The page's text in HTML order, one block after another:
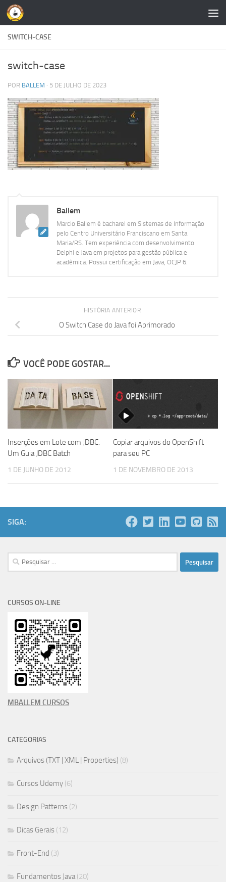
Skip to content
SWITCH-CASE
switch-case
POR BALLEM · 5 DE JULHO DE 2023
Ballem
Marcio Ballem é bacharel em Sistemas de Informação
pelo Centro Universitário Franciscano em Santa
Maria/RS. Tem experiência com desenvolvimento
Delphi e Java em projetos para gestão pública e
acadêmica. Possui certificação em Java, OCJP 6.
HISTÓRIA ANTERIOR
O Switch Case do Java foi Aprimorado
VOCÊ PODE GOSTAR...
Inserções em Lote com JDBC:
Um Guia JDBC Batch
1 DE JUNHO DE 2012
Copiar arquivos do OpenShift
para seu PC
1 DE NOVEMBRO DE 2013
SIGA:
Pesquisar
por:
CURSOS ON-LINE
MBALLEM CURSOS
CATEGORIAS
Arquivos (TXT | XML | Properties) (8)
Cursos Udemy (6)
Design Patterns (2)
Dicas Gerais (12)
Front-End (3)
Fundamentos Java(20)